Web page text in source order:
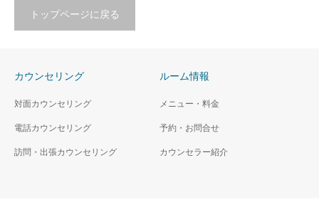
トップページに戻る
カウンセリング
対面カウンセリング
電話カウンセリング
訪問・出張カウンセリング
ルーム情報
メニュー・料金
予約・お問合せ
カウンセラー紹介